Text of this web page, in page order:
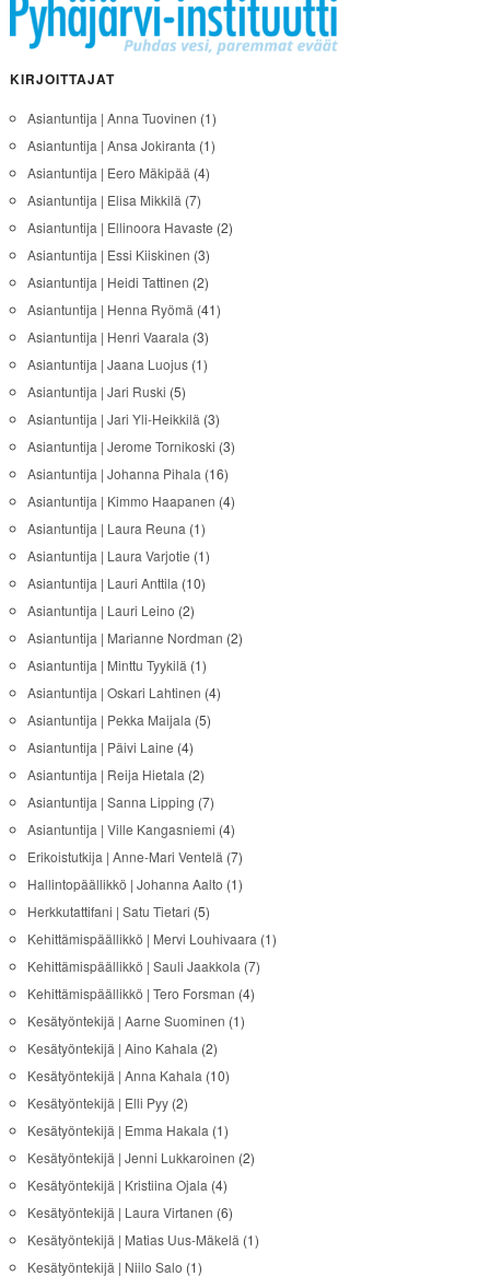
KIRJOITTAJAT
Asiantuntija | Anna Tuovinen (1)
Asiantuntija | Ansa Jokiranta (1)
Asiantuntija | Eero Mäkipää (4)
Asiantuntija | Elisa Mikkilä (7)
Asiantuntija | Ellinoora Havaste (2)
Asiantuntija | Essi Kiiskinen (3)
Asiantuntija | Heidi Tattinen (2)
Asiantuntija | Henna Ryömä (41)
Asiantuntija | Henri Vaarala (3)
Asiantuntija | Jaana Luojus(1)
Asiantuntija | Jari Ruski (5)
Asiantuntija | Jari Yli-Heikkilä (3)
Asiantuntija | Jerome Tornikoski (3)
Asiantuntija | Johanna Pihala (16)
Asiantuntija | Kimmo Haapanen (4)
Asiantuntija | Laura Reuna (1)
Asiantuntija | Laura Varjotie (1)
Asiantuntija | Lauri Anttila (10)
Asiantuntija | Lauri Leino (2)
Asiantuntija | Marianne Nordman (2)
Asiantuntija | Minttu Tyykilä (1)
Asiantuntija | Oskari Lahtinen (4)
Asiantuntija | Pekka Maijala (5)
Asiantuntija | Päivi Laine (4)
Asiantuntija | Reija Hietala (2)
Asiantuntija | Sanna Lipping (7)
Asiantuntija | Ville Kangasniemi (4)
Erikoistutkija | Anne-Mari Ventelä (7)
Hallintopäällikkö | Johanna Aalto (1)
Herkkutattifani | Satu Tietari (5)
Kehittämispäällikkö | Mervi Louhivaara (1)
Kehittämispäällikkö | Sauli Jaakkola (7)
Kehittämispäällikkö | Tero Forsman (4)
Kesätyöntekijä | Aarne Suominen (1)
Kesätyöntekijä | Aino Kahala (2)
Kesätyöntekijä | Anna Kahala (10)
Kesätyöntekijä | Elli Pyy(2)
Kesätyöntekijä | Emma Hakala (1)
Kesätyöntekijä | Jenni Lukkaroinen (2)
Kesätyöntekijä | Kristiina Ojala (4)
Kesätyöntekijä | Laura Virtanen (6)
Kesätyöntekijä | Matias Uus-Mäkelä (1)
Kesätyöntekijä | Niilo Salo (1)